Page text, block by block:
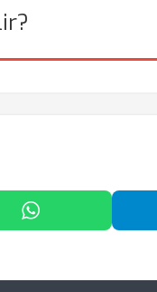
WhatsApp'ta